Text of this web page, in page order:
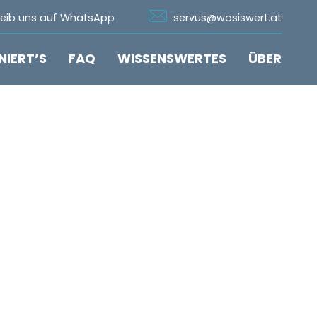
uns auf WhatsApp
servus@wosiswert.at
FAQ WISSENSWERTES ÜBER